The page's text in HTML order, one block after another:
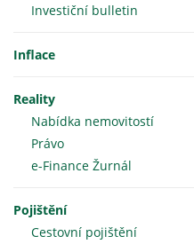
Investiční bulletin
Inflace
Reality
Nabídka nemovitostí
Právo
e-Finance Žurnál
Pojištění
Cestovní pojištění